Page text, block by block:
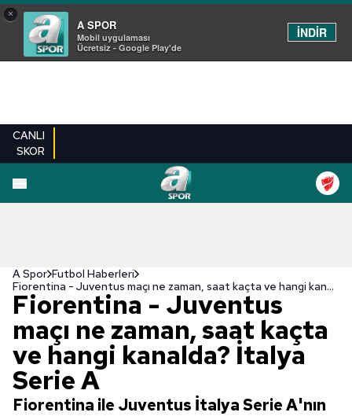
×
A SPOR
Mobil uygulaması
Ücretsiz - Google Play'de
İNDİR
CANLI
SKOR
A Spor Futbol Haberleri
Fiorentina - Juventus maçı ne zaman, saat kaçta ve hangi kanalda? İtalya Serie A
Fiorentina - Juventus
maçı ne zaman, saat kaçta
ve hangi kanalda? İtalya
Serie A
Fiorentina ile Juventus İtalya Serie A'nın